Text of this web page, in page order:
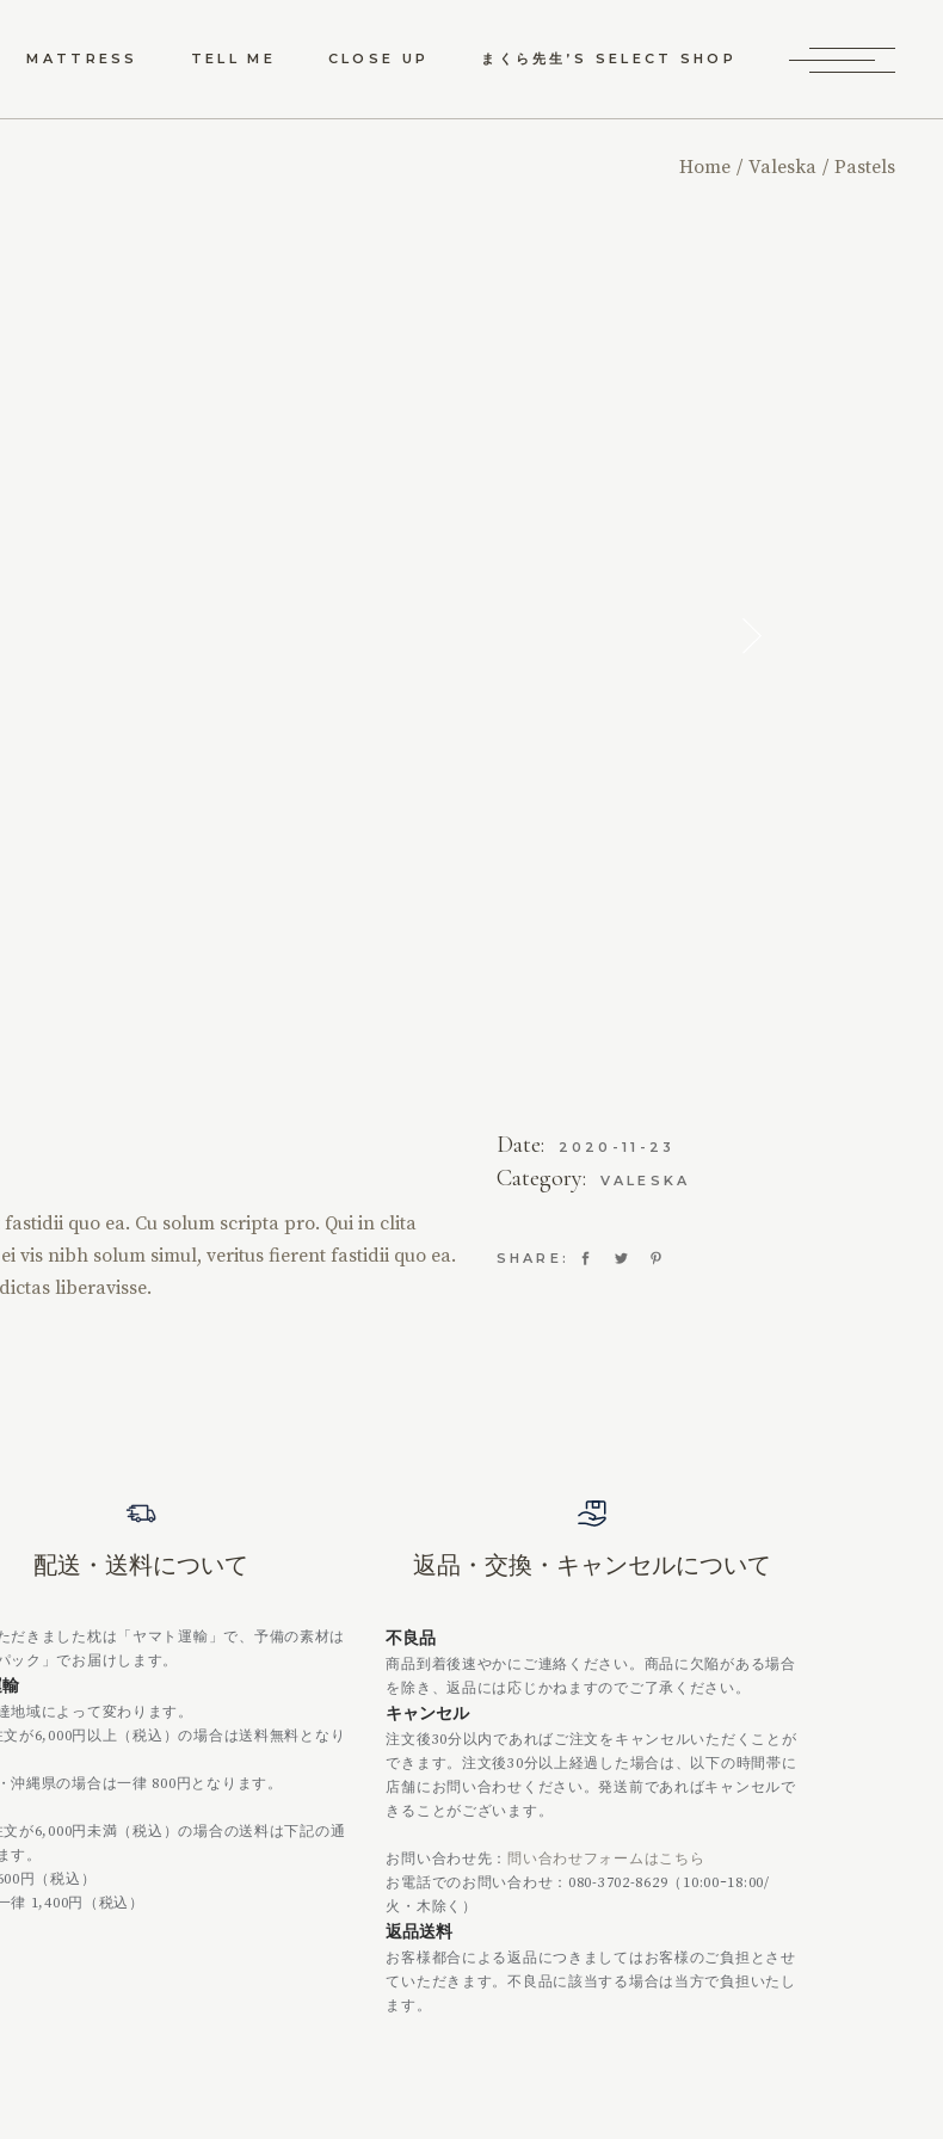
MATTRESS TELL ME CLOSE UP まくら先生’S SELECT SHOP
Home Valeska Pastels
quo ea. Cu solum scripta pro. Qui in clita
vis nibh solum simul, veritus fierent fastidii quo ea.
liberavisse.
Date: 2020-11-23
Category: VALESKA
SHARE:
配送・送料について
だきました枕は「ヤマト運輸」で、予備の素材は
ック」でお届けします。
地域によって変わります。
文が6,000円以上（税込）の場合は送料無料となり
沖縄県の場合は一律 800円となります。
文が6,000円未満（税込）の場合の送料は下記の通
す。
円（税込）
律 1,400円（税込）
返品・交換・キャンセルについて
不良品
商品到着後速やかにご連絡ください。商品に欠陥がある場合
を除き、返品には応じかねますのでご了承ください。
キャンセル
注文後30分以内であればご注文をキャンセルいただくことが
できます。注文後30分以上経過した場合は、以下の時間帯に
店舗にお問い合わせください。発送前であればキャンセルで
きることがございます。
お問い合わせ先： 問い合わせフォームはこちら
お電話でのお問い合わせ：080-3702-8629（10:00ｰ18:00/
火・木除く）
返品送料
お客様都合による返品につきましてはお客様のご負担とさせ
ていただきます。不良品に該当する場合は当方で負担いたし
ます。